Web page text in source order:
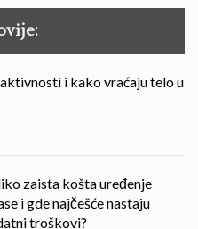
i kako vraćaju telo u
zaista košta uređenje
i gde najčešće nastaju
troškovi?